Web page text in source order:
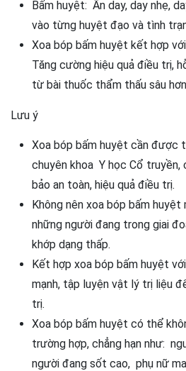
Bấm huyệt: Ấn day, day nhẹ,
vào từng huyệt đạo và tình
Xoa bóp bấm huyệt kết hợp
Tăng cường hiệu quả điều trị,
từ bài thuốc thẩm thấu sâu
Lưu ý
Xoa bóp bấm huyệt cần được
chuyên khoa Y học Cổ truyền,
bảo an toàn, hiệu quả điều trị.
Không nên xoa bóp bấm
những người đang trong giai
khớp dạng thấp.
Kết hợp xoa bóp bấm huyệt
mạnh, tập luyện vật lý trị liệu
trị.
Xoa bóp bấm huyệt có thể
trường hợp, chẳng hạn như:
người đang sốt cao, phụ nữ